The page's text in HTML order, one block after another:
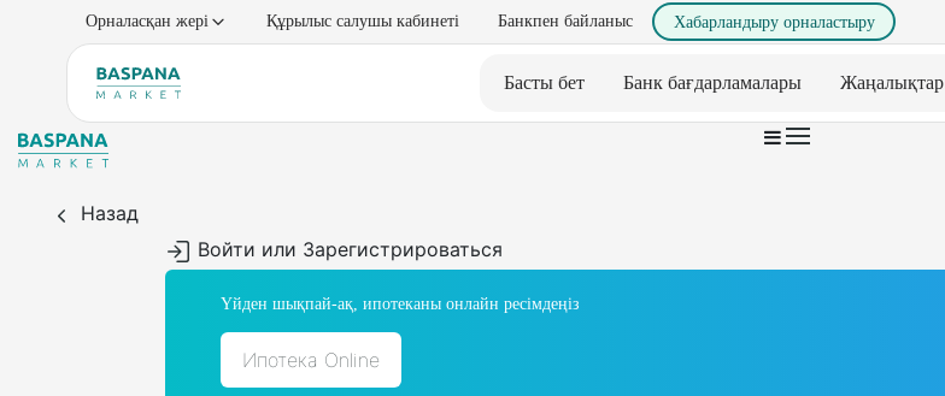
Орналасқан жері Құрылыс салушы кабинеті Банкпен байланыс Хабарландыру орналастыру
Басты бет Банк бағдарламалары Жаңалықтар
Назад
Войти или Зарегистрироваться
Үйден шықпай-ақ, ипотеканы онлайн ресімдеңіз
Ипотека Online